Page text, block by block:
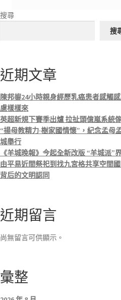
搜尋
搜
近期文章
陳邦鋆24小時親身經歷乳癌患者感觸
慮樣樣來
英超新規下賽季出爐 拉扯頭億嵐系統
“揚母教精力·樹家國情懷”，紀念孟母
城舉行
《羊城晚報》今起全新改版 “羊城派”
由平易近間祭祀到找九宮格共享空間
背后的文明認同
近期留言
尚無留言可供顯示。
彙整